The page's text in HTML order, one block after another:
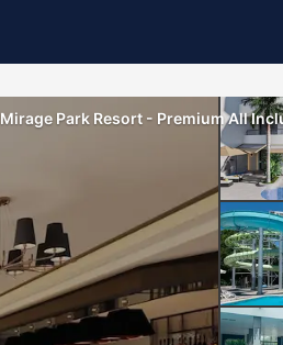
Mirage Park Resort - Premium All